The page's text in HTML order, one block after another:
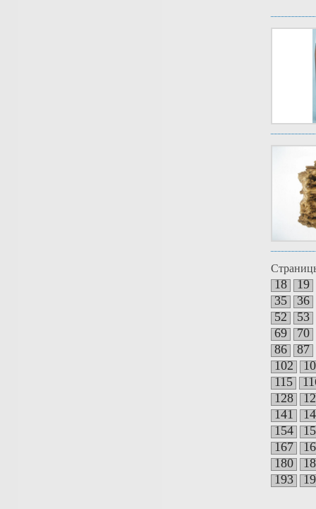
18
19
35
36
52
53
69
70
86
87
102
115
128
141
154
167
180
193